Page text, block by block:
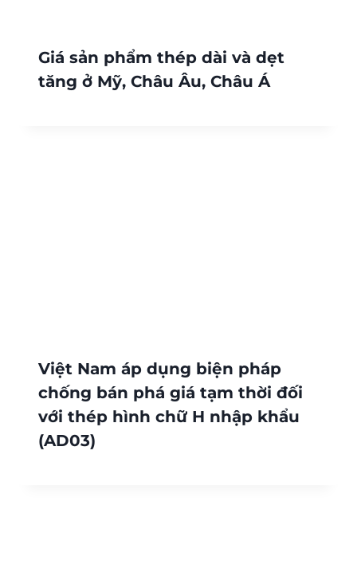
Giá sản phẩm thép dài và dẹt
tăng ở Mỹ, Châu Âu, Châu Á
Việt Nam áp dụng biện pháp
chống bán phá giá tạm thời đối
với thép hình chữ H nhập khẩu
(AD03)